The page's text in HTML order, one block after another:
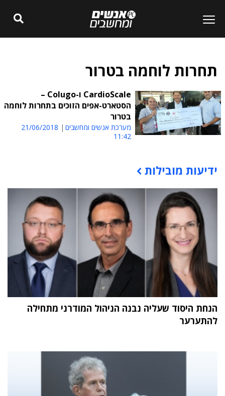
תחרות לוחמה בטרור
CardioScale ו-Colugo –
הסטארט-אפים הזוכים בתחרות לוחמה
בטרור
מערכת אנשים ומחשבים
21/06/2018
11:42
תוכן פרסומי
ידיעות מובילות
הנחת היסוד שעליה נבנה הניהול המודרני מתחילה
להתערער